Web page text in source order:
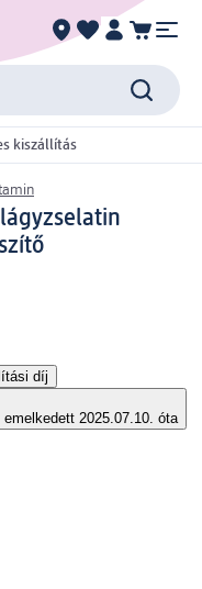
kiszállítás
díj
emelkedett 2025.07.10. óta